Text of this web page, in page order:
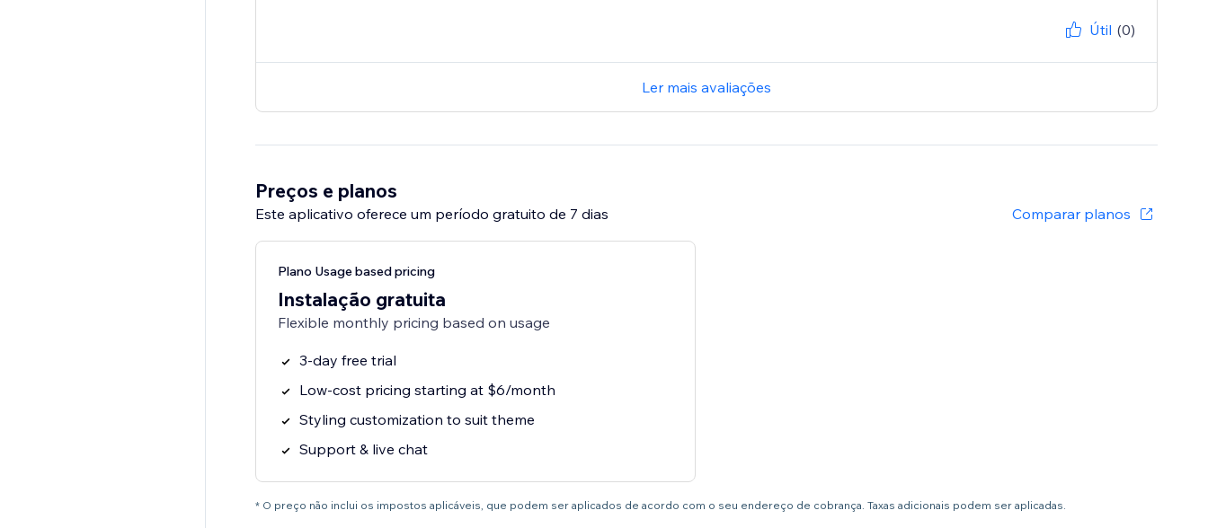
Útil (0)
Ler mais avaliações
Preços e planos
Este aplicativo oferece um período gratuito de 7 dias Comparar planos
Plano Usage based pricing
Instalação gratuita
Flexible monthly pricing based on usage
3-day free trial
Low-cost pricing starting at $6/month
Styling customization to suit theme
Support & live chat
* O preço não inclui os impostos aplicáveis, que podem ser aplicados de acordo com o seu endereço de cobrança. Taxas adicionais podem ser aplicadas.